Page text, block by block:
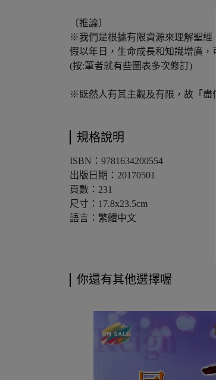
〔推論〕
※我們是根據有限資源來理解聖經
假以年日，生命成長和知識增廣，
(按:筆者就有些圖表多次修訂)
※既然人有其主觀及有限，故「盡
規格說明
ISBN：9781634200554
出版日期：20170501
頁數：231
尺寸：17.8x23.5cm
語言：繁體中文
你還有其他選擇喔